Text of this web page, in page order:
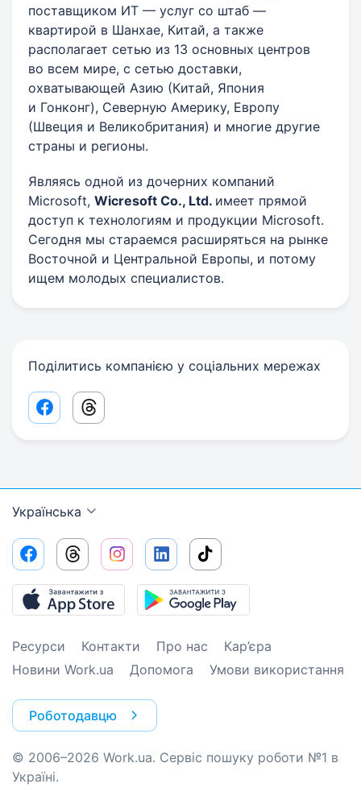
поставщиком ИТ — услуг со штаб —
квартирой в Шанхае, Китай, а также
располагает сетью из 13 основных центров
во всем мире, с сетью доставки,
охватывающей Азию (Китай, Япония
и Гонконг), Северную Америку, Европу
(Швеция и Великобритания) и многие другие
страны и регионы.
Являясь одной из дочерних компаний
Microsoft, Wicresoft Co., Ltd. имеет прямой
доступ к технологиям и продукции Microsoft.
Сегодня мы стараемся расширяться на рынке
Восточной и Центральной Европы, и потому
ищем молодых специалистов.
Поділитись компанією у соціальних мережах
Facebook share link
Threads share link
Українська
Ресурси Контакти Про нас
Кар’єра
Новини Work.ua
Допомога Умови використання
Роботодавцю
© 2006–2026 Work.ua. Сервіс пошуку роботи №1 в
Україні.